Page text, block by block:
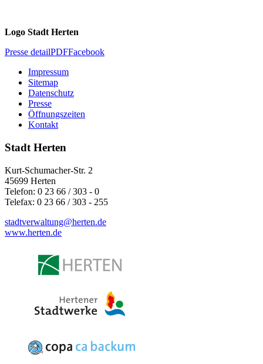
Logo Stadt Herten
Presse detailPDFFacebook
Impressum
Sitemap
Datenschutz
Presse
Öffnungszeiten
Kontakt
Stadt Herten
Kurt-Schumacher-Str. 2
45699 Herten
Telefon: 0 23 66 / 303 - 0
Telefax: 0 23 66 / 303 - 255
stadtverwaltung@herten.de
www.herten.de